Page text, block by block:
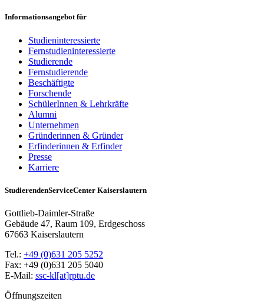
Informationsangebot für
Studieninteressierte
Fernstudieninteressierte
Studierende
Fernstudierende
Beschäftigte
Forschende
SchülerInnen & Lehrkräfte
Alumni
Unternehmen
Gründerinnen & Gründer
Erfinderinnen & Erfinder
Presse
Karriere
StudierendenServiceCenter Kaiserslautern
Gottlieb-Daimler-Straße
Gebäude 47, Raum 109, Erdgeschoss
67663 Kaiserslautern
Tel.: +49 (0)631 205 5252
Fax: +49 (0)631 205 5040
E-Mail: ssc-kl[at]rptu.de
Öffnungszeiten